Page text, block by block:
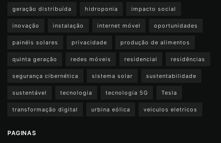
geração distribuída hidroponia impacto social
inovação instalação internet móvel oportunidades
painéis solares privacidade produção de alimentos
quinta geração redes móveis residencial residências
segurança cibernética sistema solar sustentabilidade
sustentável tecnologia tecnologia 5G Tesla
transformação digital urbina eólica veiculos eletricos
PAGINAS